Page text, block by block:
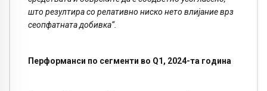
што резултира со релативно ниско нето влијание врз
сеопфатната добивка“.
Перформанси по сегменти во Q1, 2024-та година